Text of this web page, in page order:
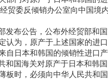
贸委反倾销办公室向中国
布公告，公布外经贸部和
认为，原产于上述国家的进
自日本和韩国的倾销性进口
和国海关对原产于日本和韩
板时，必须向中华人民共和